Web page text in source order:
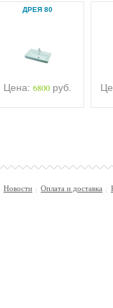
ДРЕЯ 80
Цена: 6800 руб.
Новости Оплата и доставка